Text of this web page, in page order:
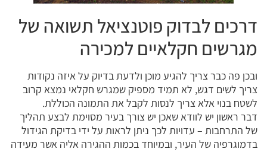
דרכים לבדוק פוטנציאל תשואה של
מגרשים חקלאיים למכירה
ובכן פה כבר צריך להגיע מוכן ולדעת בדיוק על איזה נקודות
צריך לשים דגש, לא תמיד מספיק שמגרש חקלאי נמצא קרוב
לשטח בנוי אלא צריך לנסות לקבל את התמונה הכוללת.
דבר ראשון יש לוודא שאכן יש צורך בעיר מסוימת לבצע תהליך
של התרחבות – עדויות לכך ניתן לראות על ידי בדיקת הגידול
בדמוגרפיה של העיר, ובמיוחד בכמות ההגירה אליה אשר מעידה